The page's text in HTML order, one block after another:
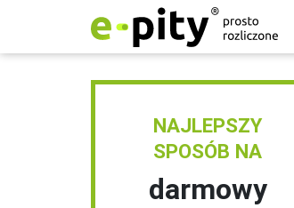
NAJLEPSZY
SPOSÓB NA
darmowy